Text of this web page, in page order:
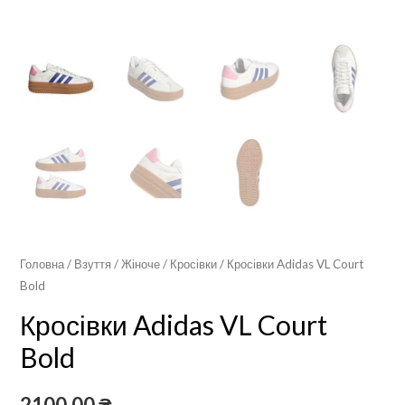
Головна/ Взуття /Жіноче/ Кросівки/ Кросівки Adidas VL Court
Bold
Кросівки Adidas VL Court
Bold